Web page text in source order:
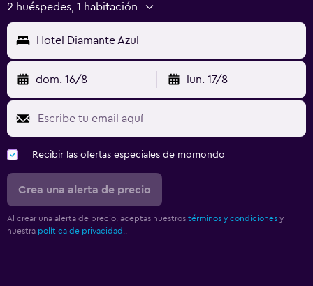
2 huéspedes, 1 habitación
Hotel Diamante Azul
dom. 16/8 lun. 17/8
Recibir las ofertas especiales de momondo
Crea una alerta de precio
Al crear una alerta de precio, aceptas nuestros términos y condiciones y
nuestra política de privacidad.